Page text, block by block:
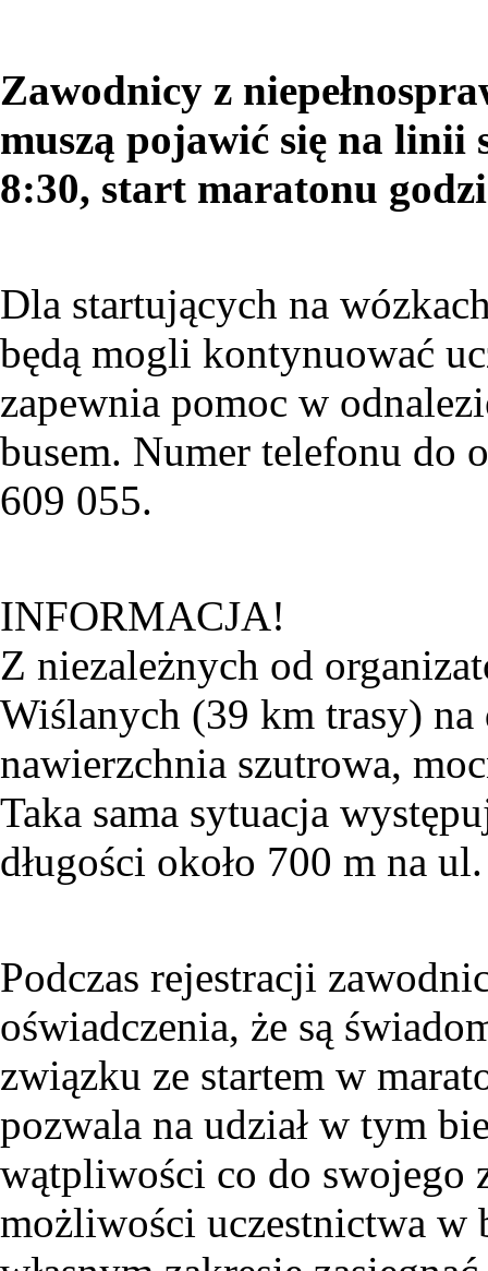
Zawodnicy z
muszą pojawić się na
8:30, start maratonu
Dla startujących na
będą mogli kontynuować
zapewnia pomoc w
busem. Numer telefonu do
609 055.
INFORMACJA!
Z niezależnych od
Wiślanych (39 km trasy) na
nawierzchnia szutrowa,
Taka sama sytuacja
długości około 700 m na
Podczas rejestracji
oświadczenia, że są
związku ze startem w
pozwala na udział w tym
wątpliwości co do swojego
możliwości uczestnictwa w